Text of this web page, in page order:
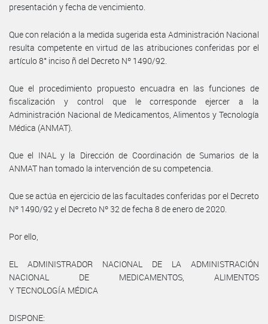
presentación y fecha de vencimiento.
Que con relación a la medida sugerida esta Administración Nacional
resulta competente en virtud de las atribuciones conferidas por el
artículo 8° inciso ñ del Decreto Nº 1490/92.
Que el procedimiento propuesto encuadra en las funciones de
fiscalización y control que le corresponde ejercer a la
Administración Nacional de Medicamentos, Alimentos y Tecnología
Médica (ANMAT).
Que el INAL y la Dirección de Coordinación de Sumarios de la
ANMAT han tomado la intervención de su competencia.
Que se actúa en ejercicio de las facultades conferidas por el Decreto
Nº 1490/92 y el Decreto Nº 32 de fecha 8 de enero de 2020.
Por ello,
EL ADMINISTRADOR NACIONAL DE LA ADMINISTRACIÓN
NACIONAL DE MEDICAMENTOS, ALIMENTOS
Y TECNOLOGÍA MÉDICA
DISPONE: